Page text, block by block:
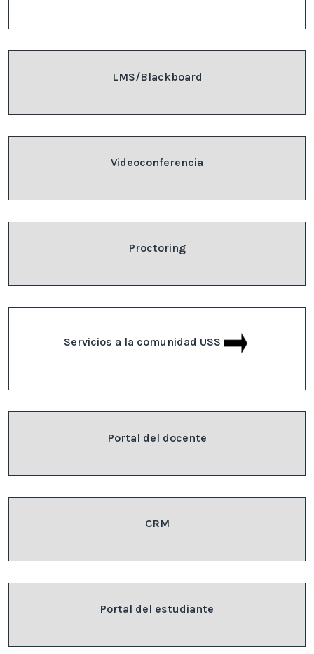
LMS/Blackboard
Videoconferencia
Proctoring
Servicios a la comunidad USS
Portal del docente
CRM
Portal del estudiante